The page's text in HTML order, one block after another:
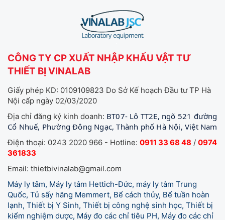
CÔNG TY CP XUẤT NHẬP KHẨU VẬT TƯ
THIẾT BỊ VINALAB
Giấy phép KD: 0109109823 Do Sở Kế hoạch Đầu tư TP Hà
Nội cấp ngày 02/03/2020
Địa chỉ đăng ký kinh doanh: BT07- Lô TT2E, ngõ 521 đường
Cổ Nhuế, Phường Đông Ngạc, Thành phố Hà Nội, Việt Nam
Điện thoại: 0243 2020 966 - Hotline: 0911 33 68 48 / 0974
361833
Email: thietbivinalab@gmail.com
Máy ly tâm, Máy ly tâm Hettich-Đức, máy ly tâm Trung
Quốc, Tủ sấy hãng Memmert, Bể cách thủy, Bể tuần hoàn
lạnh, Thiết bị Y Sinh, Thiết bị công nghệ sinh học, Thiết bị
kiểm nghiệm dược, Máy đo các chỉ tiêu PH, Máy đo các chỉ